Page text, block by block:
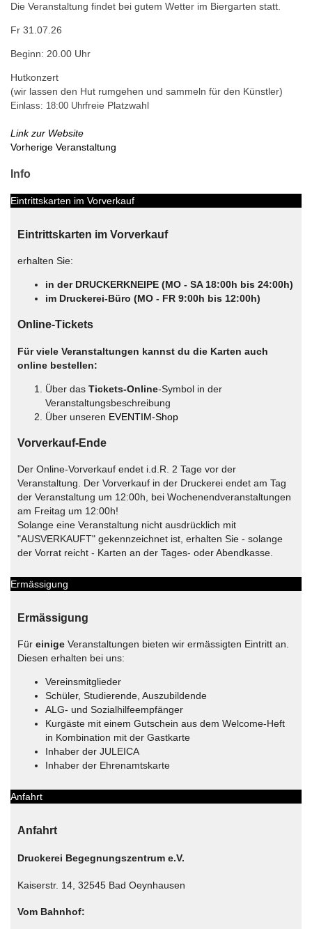
Die Veranstaltung findet bei gutem Wetter im Biergarten statt.
Fr 31.07.26
Beginn: 20.00 Uhr
Hutkonzert
(wir lassen den Hut rumgehen und sammeln für den Künstler)
Einlass: 18:00 Uhrfreie Platzwahl
Link zur Website
Vorherige Veranstaltung
Info
Eintrittskarten im Vorverkauf
Eintrittskarten im Vorverkauf
erhalten Sie:
in der DRUCKERKNEIPE (MO - SA 18:00h bis 24:00h)
im Druckerei-Büro (MO - FR 9:00h bis 12:00h)
Online-Tickets
Für viele Veranstaltungen kannst du die Karten auch
online bestellen:
Über das Tickets-Online-Symbol in der
Veranstaltungsbeschreibung
Über unseren EVENTIM-Shop
Vorverkauf-Ende
Der Online-Vorverkauf endet i.d.R. 2 Tage vor der
Veranstaltung. Der Vorverkauf in der Druckerei endet am Tag
der Veranstaltung um 12:00h, bei Wochenendveranstaltungen
am Freitag um 12:00h!
Solange eine Veranstaltung nicht ausdrücklich mit
"AUSVERKAUFT" gekennzeichnet ist, erhalten Sie - solange
der Vorrat reicht - Karten an der Tages- oder Abendkasse.
Ermässigung
Ermässigung
Für einige Veranstaltungen bieten wir ermässigten Eintritt an.
Diesen erhalten bei uns:
Vereinsmitglieder
Schüler, Studierende, Auszubildende
ALG- und Sozialhilfeempfänger
Kurgäste mit einem Gutschein aus dem Welcome-Heft
in Kombination mit der Gastkarte
Inhaber der JULEICA
Inhaber der Ehrenamtskarte
Anfahrt
Anfahrt
Druckerei Begegnungszentrum e.V.
Kaiserstr. 14, 32545 Bad Oeynhausen
Vom Bahnhof: